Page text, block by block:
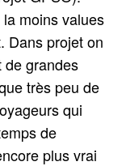
moins values
Dans projet on
de grandes
très peu de
qui
de
plus vrai